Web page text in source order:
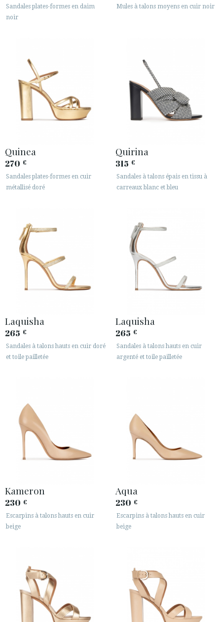
Sandales plates-formes en daim
noir
Mules à talons moyens en cuir noir
Quinea
270 €
Sandales plates-formes en cuir
métallisé doré
Quirina
315 €
Sandales à talons épais en tissu à
carreaux blanc et bleu
Laquisha
265 €
Sandales à talons hauts en cuir doré
et toile pailletée
Laquisha
265 €
Sandales à talons hauts en cuir
argenté et toile pailletée
Kameron
230 €
Escarpins à talons hauts en cuir
beige
Aqua
230 €
Escarpins à talons hauts en cuir
beige